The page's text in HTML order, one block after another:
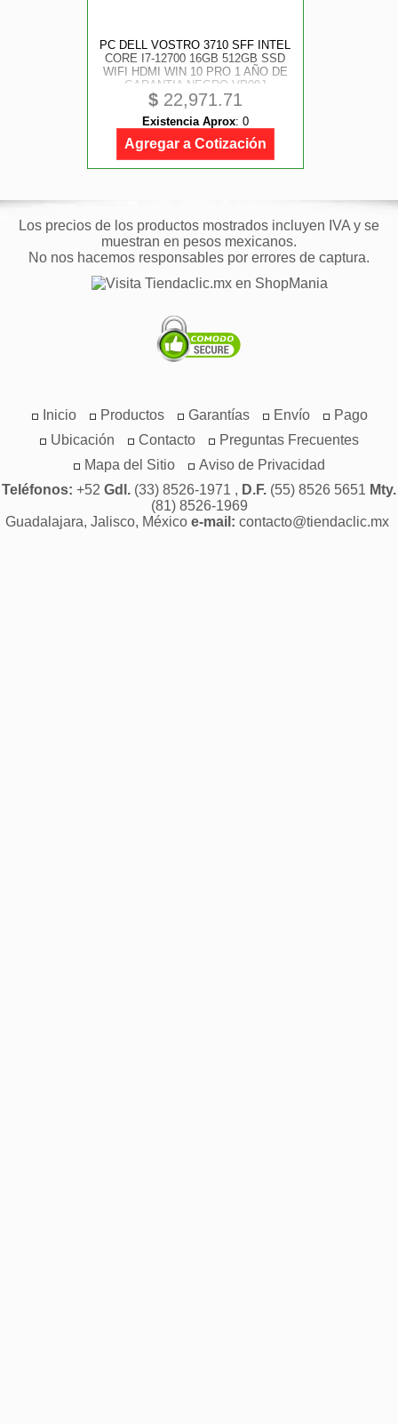
PC DELL VOSTRO 3710 SFF INTEL
CORE I7-12700 16GB 512GB SSD
WIFI HDMI WIN 10 PRO 1 AÑO DE
GARANTIA NEGRO VP09J
$ 22,971.71
Existencia Aprox: 0
Agregar a Cotización
Los precios de los productos mostrados incluyen IVA y se
muestran en pesos mexicanos.
No nos hacemos responsables por errores de captura.
Inicio Productos Garantías Envío
Pago
Ubicación
Contacto
Preguntas Frecuentes
Mapa del Sitio
Aviso de Privacidad
Teléfonos: +52 Gdl. (33) 8526-1971 , D.F. (55) 8526 5651 Mty.
(81) 8526-1969
Guadalajara, Jalisco, México e-mail: contacto@tiendaclic.mx